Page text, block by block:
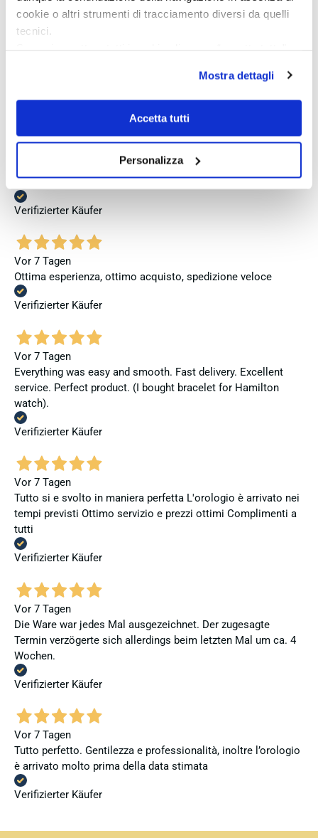
cookie o altri strumenti di tracciamento diversi da quelli
tecnici.
Se vuoi saperne di più consulta laprivacy policye la
Mostra dettagli
Accetta tutti
Personalizza
Verifizierter Käufer
Venditore eccellente
Verifizierter Käufer
Vor 7 Tagen
Ottima esperienza, ottimo acquisto, spedizione veloce
Verifizierter Käufer
Vor 7 Tagen
Everything was easy and smooth. Fast delivery. Excellent
service. Perfect product. (I bought bracelet for Hamilton
watch).
Verifizierter Käufer
Vor 7 Tagen
Tutto si e svolto in maniera perfetta L'orologio è arrivato nei
tempi previsti Ottimo servizio e prezzi ottimi Complimenti a
tutti
Verifizierter Käufer
Vor 7 Tagen
Die Ware war jedes Mal ausgezeichnet. Der zugesagte
Termin verzögerte sich allerdings beim letzten Mal um ca. 4
Wochen.
Verifizierter Käufer
Vor 7 Tagen
Tutto perfetto. Gentilezza e professionalità, inoltre l’orologio
è arrivato molto prima della data stimata
Verifizierter Käufer